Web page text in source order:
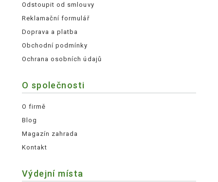
Odstoupit od smlouvy
Reklamační formulář
Doprava a platba
Obchodní podmínky
Ochrana osobních údajů
O společnosti
O firmě
Blog
Magazín zahrada
Kontakt
Výdejní místa